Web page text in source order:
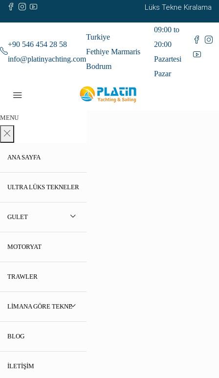
Lüks Tekne Kiralama
+90 546 454 28 58
info@platinyachting.com
Turkiye
Fethiye Marmaris
Bodrum
09:00 to
20:00
Pazartesi
Pazar
MENU
ANA SAYFA
ULTRA LÜKS TEKNELER
GULET
MOTORYAT
TRAWLER
LIMANA GÖRE TEKNE
BLOG
İLETIŞIM